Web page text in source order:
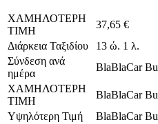
ΧΑΜΗΛΟΤΕΡΗ
ΤΙΜΗ
37,65 €
Διάρκεια Ταξιδίου
13 ώ. 1 λ.
Σύνδεση ανά
ημέρα
BlaBlaCar
ΧΑΜΗΛΟΤΕΡΗ
ΤΙΜΗ
BlaBlaCar
Υψηλότερη Τιμή
BlaBlaCar